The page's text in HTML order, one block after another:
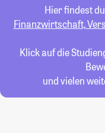
Hier findest
Finanzwirtschaft,
Klick auf die
und vielen